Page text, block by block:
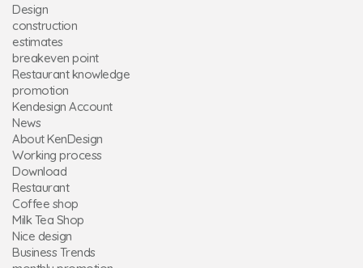
Design
construction
estimates
breakeven point
Restaurant knowledge
promotion
Kendesign Account
News
About KenDesign
Working process
Download
Restaurant
Coffee shop
Milk Tea Shop
Nice design
Business Trends